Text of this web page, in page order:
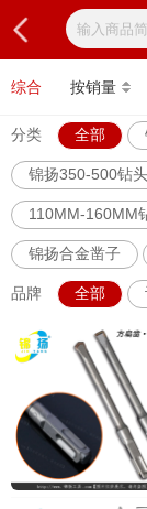
综合 按销量
分类 全部
锦扬350-500钻头
110MM-160MM
锦扬合金凿子
品牌 全部